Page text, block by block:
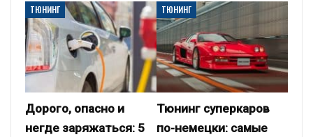
ТЮНИНГ
Дорого, опасно и
негде заряжаться: 5
ТЮНИНГ
Тюнинг суперкаров
по-немецки: самые